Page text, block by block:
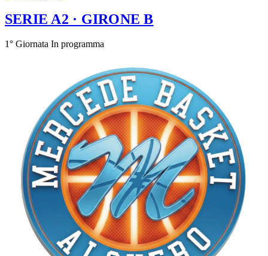
SERIE A2 · GIRONE B
1° Giornata In programma